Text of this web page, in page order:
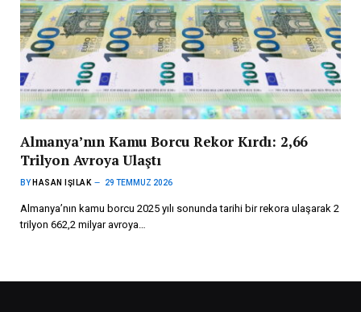
Almanya’nın Kamu Borcu Rekor Kırdı: 2,66
Trilyon Avroya Ulaştı
BY HASAN IŞILAK 29 TEMMUZ 2026
Almanya’nın kamu borcu 2025 yılı sonunda tarihi bir rekora ulaşarak 2
trilyon 662,2 milyar avroya…